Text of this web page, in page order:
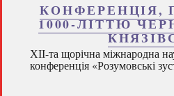
КОНФЕРЕНЦІЯ,
1000-ЛІТТЮ
ХІІ-та щорічна міжнародна
конференція «Розумовські